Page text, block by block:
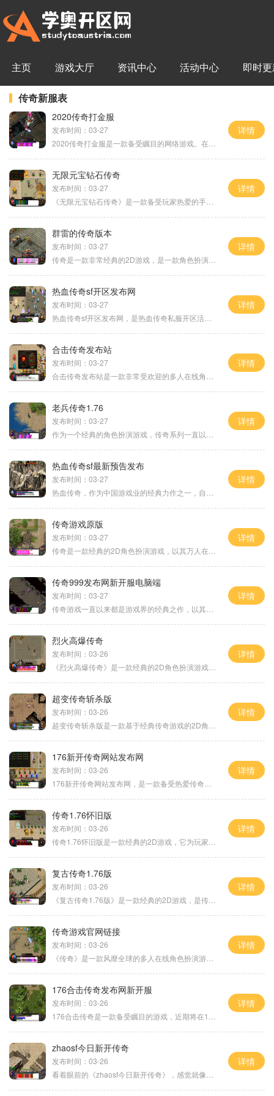
主页 游戏大厅 资讯中心 活动中心 即时
传奇新服表
2020传奇打金服
发布时间：03-27
详情
无限元宝钻石传奇
发布时间：03-27
详情
群雷的传奇版本
发布时间：03-27
详情
热血传奇sf开区发布网
发布时间：03-27
详情
合击传奇发布站
发布时间：03-27
详情
老兵传奇1.76
发布时间：03-27
详情
热血传奇sf最新预告发布
发布时间：03-27
详情
传奇游戏原版
发布时间：03-27
详情
传奇999发布网新开服电脑端
发布时间：03-27
详情
烈火高爆传奇
发布时间：03-26
详情
超变传奇斩杀版
发布时间：03-26
详情
176新开传奇网站发布网
发布时间：03-26
详情
传奇1.76怀旧版
发布时间：03-26
详情
复古传奇1.76版
发布时间：03-26
详情
传奇游戏官网链接
发布时间：03-26
详情
176合击传奇发布网新开服
发布时间：03-26
详情
zhaosf今日新开传奇
发布时间：03-26
详情